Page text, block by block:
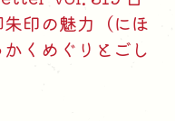
印の魅力（にほ
くめぐりとごし